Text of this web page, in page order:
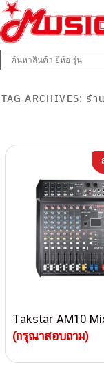
Music
ศูนย์รวมครื่องดนตรี
TAG ARCHIVES: ร้า
Takstar AM10
(กรุณาสอบถาม)